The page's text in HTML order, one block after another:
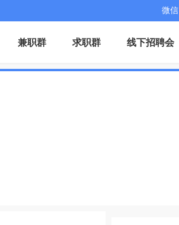
微信
兼职群 求职群 线下招聘会